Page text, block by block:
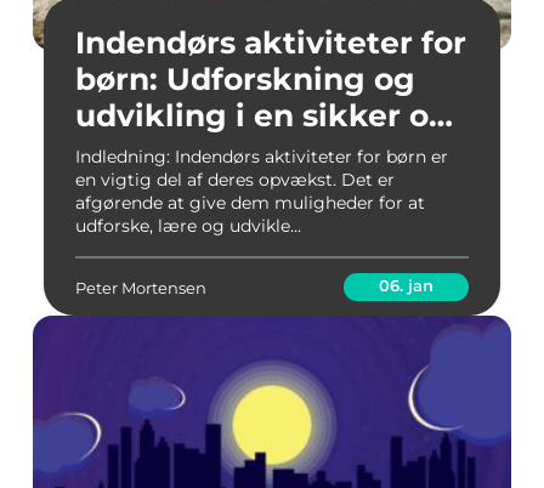
Indendørs aktiviteter for
børn: Udforskning og
udvikling i en sikker og
sjov atmosfære
Indledning: Indendørs aktiviteter for børn er
en vigtig del af deres opvækst. Det er
afgørende at give dem muligheder for at
udforske, lære og udvikle...
Peter Mortensen 06. jan